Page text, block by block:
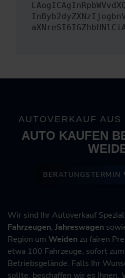
AUTOVERKAUF
AUTO KAUFEN
BERATUNGSTERMIN
Wir sind Ihr Autoverkauf
Fahrzeugen, Jahreswagen
Region um Weiden zu fairen
etwa 100 Fahrzeuge, sofort
Betriebsgelände. Falls Ihr
sollte, beschaffen wir es Ihnen.